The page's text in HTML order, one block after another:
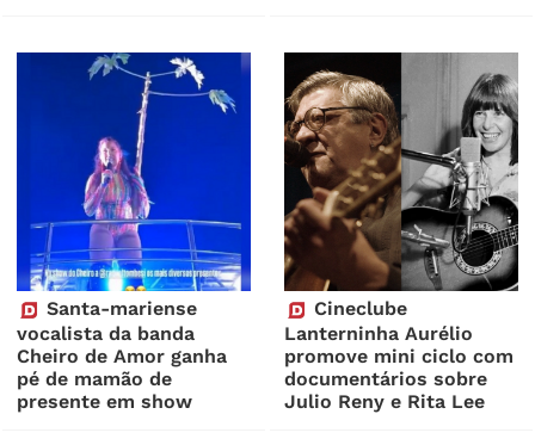
Santa-mariense
vocalista da banda
Cheiro de Amor ganha
pé de mamão de
presente em show
Cineclube
Lanterninha Aurélio
promove mini ciclo com
documentários sobre
Julio Reny e Rita Lee